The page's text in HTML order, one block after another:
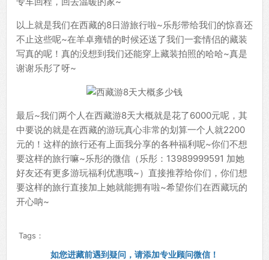
以上就是我们在西藏的8日游旅行啦~乐彤带给我们的惊喜还
不止这些呢~在羊卓雍错的时候还送了我们一套情侣的藏装
写真的呢！真的没想到我们还能穿上藏装拍照的哈哈~真是
谢谢乐彤了呀~
最后~我们两个人在西藏游8天大概就是花了6000元呢，其
中要说的就是在西藏的游玩真心非常的划算一个人就2200
元的！这样的旅行还有上面我分享的各种福利呢~你们不想
要这样的旅行嘛~乐彤的微信（乐彤：13989999591 加她
好友还有更多游玩福利优惠哦~）直接推荐给你们，你们想
要这样的旅行直接加上她就能拥有啦~希望你们在西藏玩的
开心呐~
Tags：
如您进藏前遇到疑问，请添加专业顾问微信！